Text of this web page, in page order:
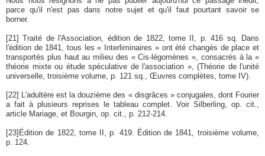
parce qu'il n'est pas dans notre sujet et qu'il faut pourtant savoir se
borner.
[21]
Traité de l'Association, édition de 1822, tome II, p. 416 sq. Dans
l'édition de 1841, tous les « Interliminaires » ont été changés de place et
transportés plus haut au milieu des « Cis-légomènes », consacrés à la «
théorie mixte ou étude spéculative de l'association », (Théorie de l'unité
universelle, troisième volume, p. 121 sq., Œuvres complètes, tome IV).
[22]
L'adultère est la douzième des « disgrâces » conjugales, dont Fourier
a fait à plusieurs reprises le tableau complet. Voir Silberling, op. cit.,
article Mariage, et Bourgin, op. cit., p. 212-214.
[23] Édition de 1822, tome II, p. 419. Édition de 1841, troisième volume,
p. 124.